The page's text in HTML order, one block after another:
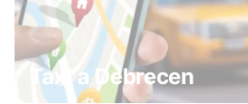
Taxi a Debrecen